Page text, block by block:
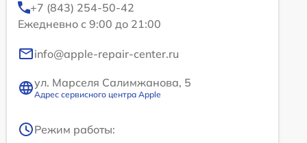
+7 (843) 254-50-42
Ежедневно с 9:00 до 21:00
info@apple-repair-center.ru
ул. Марселя Салимжанова, 5
Адрес сервисного центра Apple
Режим работы: